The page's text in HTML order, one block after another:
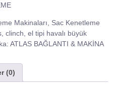
Makinaları
Sac Kenetleme
clinch el tipi havalı büyük
ATLAS BAĞLANTI & MAKİNA
(0)